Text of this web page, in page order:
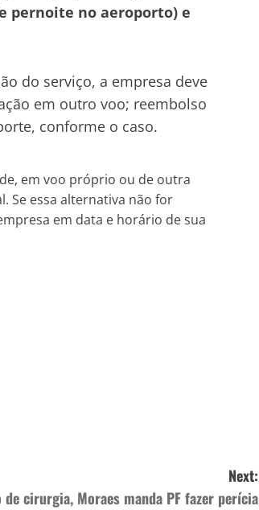
pernoite no aeroporto) e
do serviço, a empresa deve
em outro voo; reembolso
conforme o caso.
em voo próprio ou de outra
Se essa alternativa não for
em data e horário de sua
Next:
de cirurgia, Moraes manda PF fazer perícia